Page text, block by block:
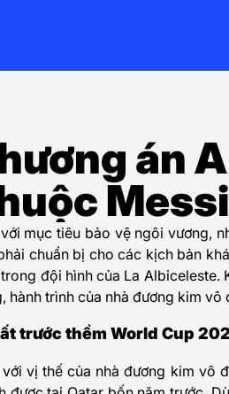
án
Messi
mục tiêu bảo vệ ngôi vương,
chuẩn bị cho các kịch bản
đội hình của La
hành trình của nhà đương kim
trước thềm World Cup
vị thế của nhà đương kim vô